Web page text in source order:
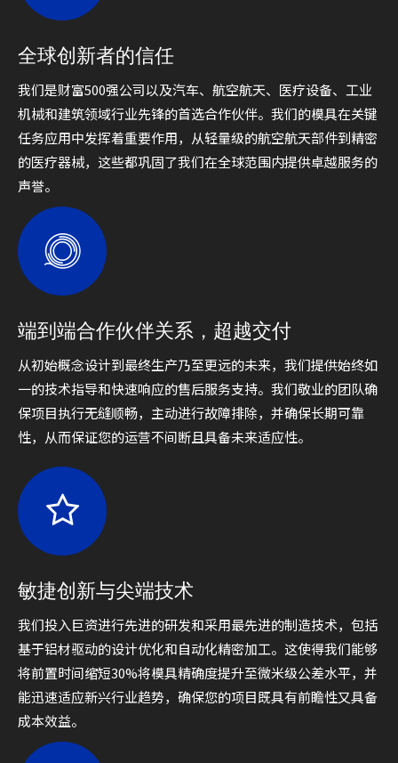
全球创新者的信任
我们是财富500强公司以及汽车、航空航天、医疗设备、工业
机械和建筑领域行业先锋的首选合作伙伴。我们的模具在关键
任务应用中发挥着重要作用，从轻量级的航空航天部件到精密
的医疗器械，这些都巩固了我们在全球范围内提供卓越服务的
声誉。
端到端合作伙伴关系，超越交付
从初始概念设计到最终生产乃至更远的未来，我们提供始终如
一的技术指导和快速响应的售后服务支持。我们敬业的团队确
保项目执行无缝顺畅，主动进行故障排除，并确保长期可靠
性，从而保证您的运营不间断且具备未来适应性。
敏捷创新与尖端技术
我们投入巨资进行先进的研发和采用最先进的制造技术，包括
基于铝材驱动的设计优化和自动化精密加工。这使得我们能够
将前置时间缩短30%将模具精确度提升至微米级公差水平，并
能迅速适应新兴行业趋势，确保您的项目既具有前瞻性又具备
成本效益。